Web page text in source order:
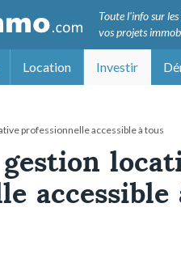
Toute l'info sur
vos projets
Location Investir
professionnelle accessible à tous
accessible